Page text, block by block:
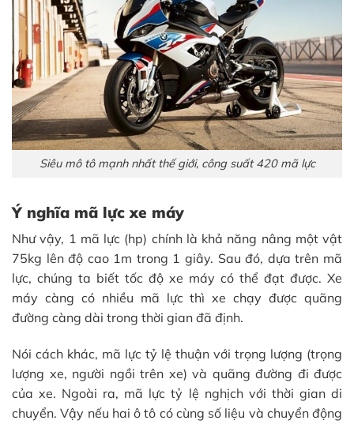
Siêu mô tô mạnh nhất thế giới, công suất 420 mã lực
Ý nghĩa mã lực xe máy
Như vậy, 1 mã lực (hp) chính là khả năng nâng một vật
75kg lên độ cao 1m trong 1 giây. Sau đó, dựa trên mã
lực, chúng ta biết tốc độ xe máy có thể đạt được. Xe
máy càng có nhiều mã lực thì xe chạy được quãng
đường càng dài trong thời gian đã định.
Nói cách khác, mã lực tỷ lệ thuận với trọng lượng (trọng
lượng xe, người ngồi trên xe) và quãng đường đi được
của xe. Ngoài ra, mã lực tỷ lệ nghịch với thời gian di
chuyển. Vậy nếu hai ô tô có cùng số liệu và chuyển động